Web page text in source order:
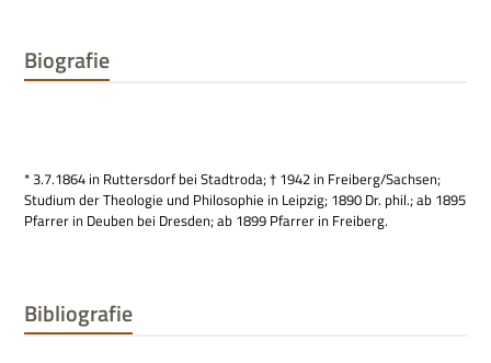
Biografie
* 3.7.1864 in Rut­ters­dorf bei Stadt­roda; † 1942 in Freiberg/Sachsen;
Stu­dium der Theo­lo­gie und Phi­lo­so­phie in Leip­zig; 1890 Dr. phil.; ab 1895
Pfar­rer in Deu­ben bei Dres­den; ab 1899 Pfar­rer in Freiberg.
Bibliografie